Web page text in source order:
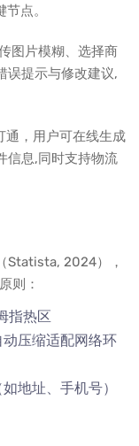
点。
图片模糊、选择商
误提示与修改建议,
，用户可在线生成
信息,同时支持物流
Statista, 2024），
则：
指热区
压缩适配网络环
地址、手机号）